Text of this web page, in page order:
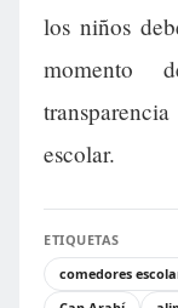
los niños
momento
escolar.
ETIQUETAS
comedores